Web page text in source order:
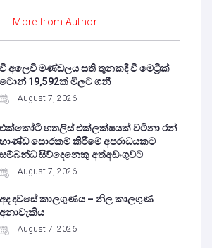
More from Author
වී අලෙවි මණ්ඩලය සති තුනකදී වී මෙට්‍රික්
ටොන් 19,592ක් මිලට ගනී
August 7, 2026
එක්කෝටි හතලිස් එක්ලක්ෂයක් වටිනා රන්
භාණ්ඩ සොරකම් කිරීමේ අපරාධයකට
සම්බන්ධ සිව්දෙනෙකු අත්අඩංගුවට
August 7, 2026
අද දවසේ කාලගුණය – නිල කාලගුණ
අනාවැකිය
August 7, 2026